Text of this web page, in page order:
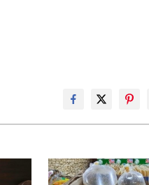
Bisnis
Wholesale